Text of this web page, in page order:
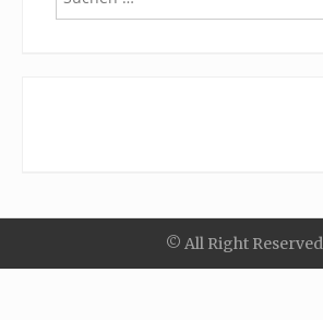
nach:
© All Right Reserved